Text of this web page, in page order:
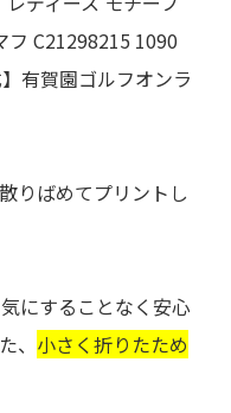
フ C21298215 1090
有賀園ゴルフオンラ
りばめてプリントし
にすることなく安心
、 小さく折りたため